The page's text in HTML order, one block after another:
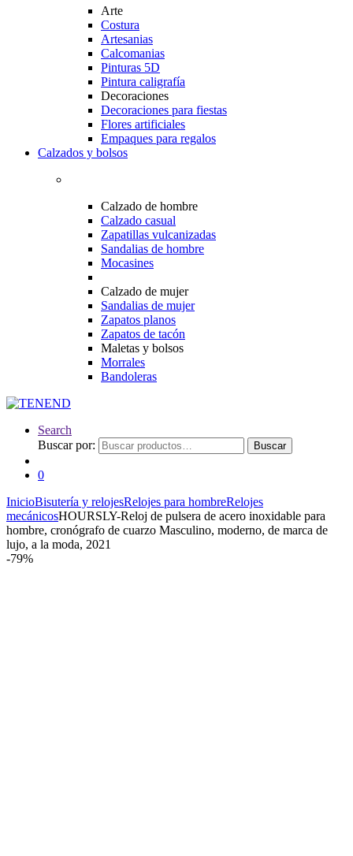
Arte
Costura
Artesanias
Calcomanias
Pinturas 5D
Pintura caligrafía
Decoraciones
Decoraciones para fiestas
Flores artificiales
Empaques para regalos
Calzados y bolsos
Calzado de hombre
Calzado casual
Zapatillas vulcanizadas
Sandalias de hombre
Mocasines
Calzado de mujer
Sandalias de mujer
Zapatos planos
Zapatos de tacón
Maletas y bolsos
Morrales
Bandoleras
Search
Buscar por:
Buscar
0
InicioBisutería y relojesRelojes para hombreRelojes
mecánicosHOURSLY-Reloj de pulsera de acero inoxidable para
hombre, cronógrafo de cuarzo Masculino, moderno, de marca de
lujo, a la moda, 2021
-79%